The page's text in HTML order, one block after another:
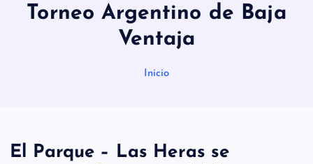
Torneo Argentino de Baja
Ventaja
Inicio
El Parque – Las Heras se